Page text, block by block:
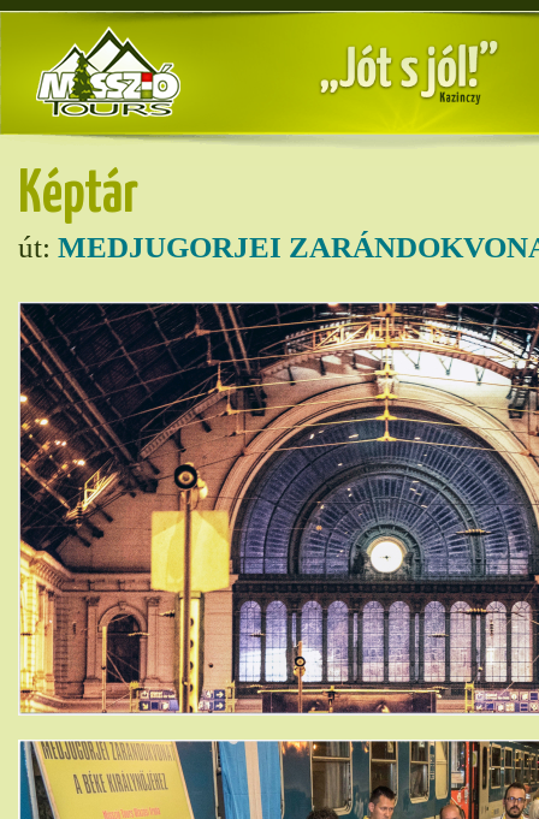
Képtár
út: MEDJUGORJEI